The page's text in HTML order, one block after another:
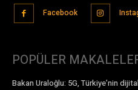
Facebook
POPÜLER
Bakan Uraloğlu: 5G, Türkiye’nin